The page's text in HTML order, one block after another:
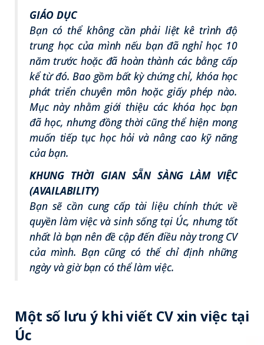
GIÁO DỤC
Bạn có thể không cần phải liệt kê trình độ
trung học của mình nếu bạn đã nghỉ học 10
năm trước hoặc đã hoàn thành các bằng cấp
kể từ đó. Bao gồm bất kỳ chứng chỉ, khóa học
phát triển chuyên môn hoặc giấy phép nào.
Mục này nhằm giới thiệu các khóa học bạn
đã học, nhưng đồng thời cũng thể hiện mong
muốn tiếp tục học hỏi và nâng cao kỹ năng
của bạn.
KHUNG THỜI GIAN SẴN SÀNG LÀM VIỆC
(AVAILABILITY)
Bạn sẽ cần cung cấp tài liệu chính thức về
quyền làm việc và sinh sống tại Úc, nhưng tốt
nhất là bạn nên đề cập đến điều này trong CV
của mình. Bạn cũng có thể chỉ định những
ngày và giờ bạn có thể làm việc.
Một số lưu ý khi viết CV xin việc tại
Úc